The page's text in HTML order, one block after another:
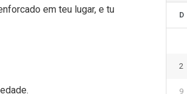
em teu lugar, e tu
D
2
9